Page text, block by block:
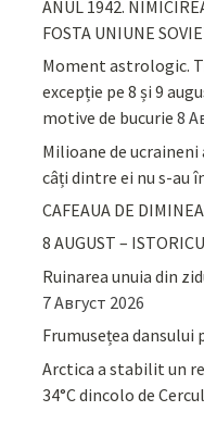
ANUL 1942.
FOSTA UNIUNE
Moment astrologic.
excepție pe 8 și 9
motive de bucurie 8
Milioane de
câți dintre ei nu s-au
CAFEAUA DE
8 AUGUST –
Ruinarea unuia din
7 Август 2026
Frumusețea dansului
Arctica a stabilit un
34°C dincolo de